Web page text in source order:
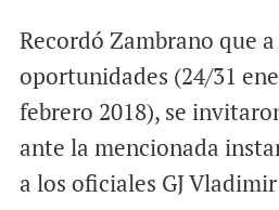
Recordó Zambrano que
oportunidades (24/31
febrero 2018), se
ante la mencionada
a los oficiales GJ